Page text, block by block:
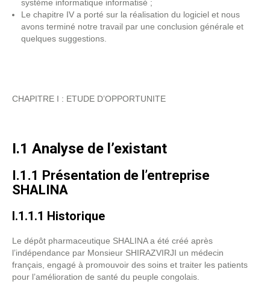
système informatique informatisé ;
Le chapitre IV a porté sur la réalisation du logiciel et nous
avons terminé notre travail par une conclusion générale et
quelques suggestions.
CHAPITRE I : ETUDE D’OPPORTUNITE
I.1 Analyse de l’existant
I.1.1 Présentation de l’entreprise
SHALINA
I.1.1.1 Historique
Le dépôt pharmaceutique SHALINA a été créé après
l’indépendance par Monsieur SHIRAZVIRJI un médecin
français, engagé à promouvoir des soins et traiter les patients
pour l’amélioration de santé du peuple congolais.